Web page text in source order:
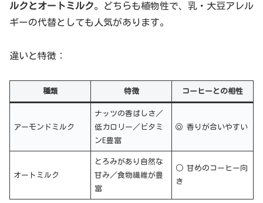
ルクとオートミルク。どちらも植物性で、乳・大豆アレル
ギーの代替としても人気があります。
違いと特徴：
種類 特徴 コーヒーとの相性
アーモンドミルク
ナッツの香ばしさ／
低カロリー／ビタミ
ンE豊富
◎ 香りが合いやすい
オートミルク
とろみがあり自然な
甘み／食物繊維が豊
富
○ 甘めのコーヒー向
き